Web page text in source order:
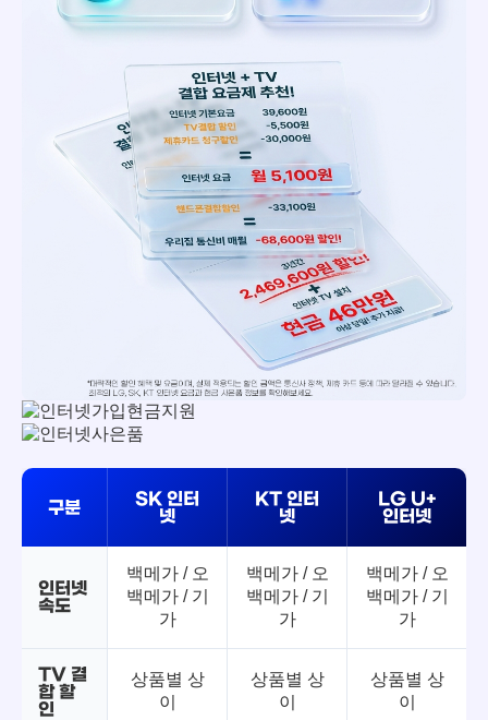
구분
SK 인터
넷
KT 인터
넷
LG U+
인터넷
인터넷
속도
백메가 / 오
백메가 / 기
가
백메가 / 오
백메가 / 기
가
백메가 / 오
백메가 / 기
가
TV 결
합 할
인
상품별 상
이
상품별 상
이
상품별 상
이